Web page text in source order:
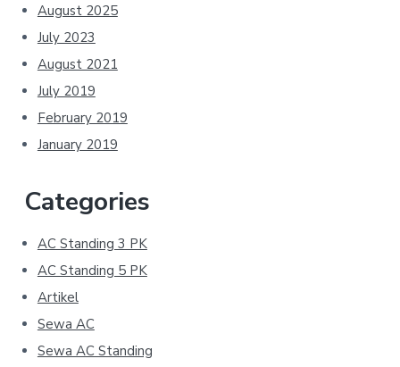
August 2025
July 2023
August 2021
July 2019
February 2019
January 2019
Categories
AC Standing 3 PK
AC Standing 5 PK
Artikel
Sewa AC
Sewa AC Standing